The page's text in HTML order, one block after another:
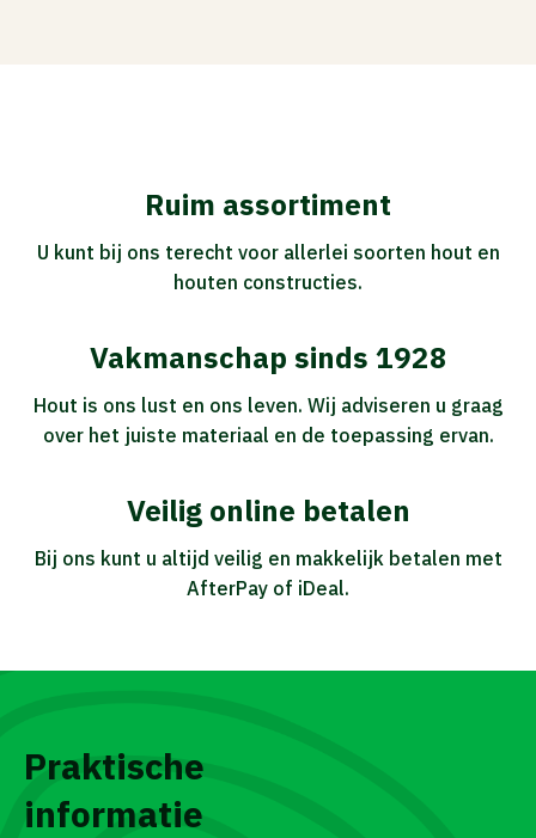
Ruim assortiment
U kunt bij ons terecht voor allerlei soorten hout en
houten constructies.
Vakmanschap sinds 1928
Hout is ons lust en ons leven. Wij adviseren u graag
over het juiste materiaal en de toepassing ervan.
Veilig online betalen
Bij ons kunt u altijd veilig en makkelijk betalen met
AfterPay of iDeal.
Praktische
informatie